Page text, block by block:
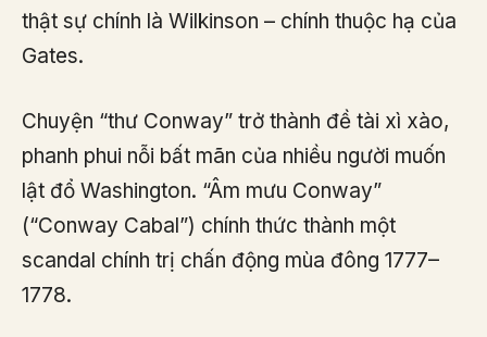
thật sự chính là Wilkinson – chính thuộc hạ của
Gates.
Chuyện “thư Conway” trở thành đề tài xì xào,
phanh phui nỗi bất mãn của nhiều người muốn
lật đổ Washington. “Âm mưu Conway”
(“Conway Cabal”) chính thức thành một
scandal chính trị chấn động mùa đông 1777–
1778.